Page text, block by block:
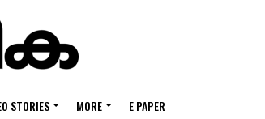
STORIES MORE E PAPER